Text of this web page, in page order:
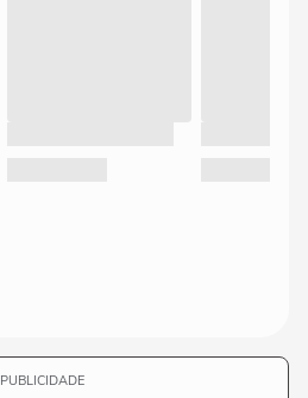
PUBLICIDADE